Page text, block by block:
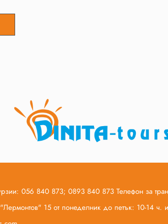
056 840 873; 0893 840 873 Телефон за
15 от понеделник до петък: 10-14 ч.